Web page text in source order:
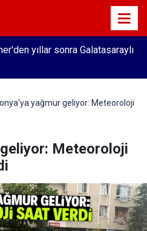
yıllar sonra Galatasaraylı
yağmur geliyor: Meteoroloji
Meteoroloji